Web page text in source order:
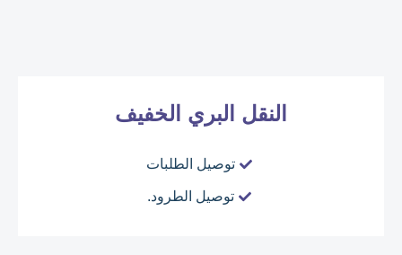
النقل البري الخفيف
توصيل الطلبات
توصيل الطرود.